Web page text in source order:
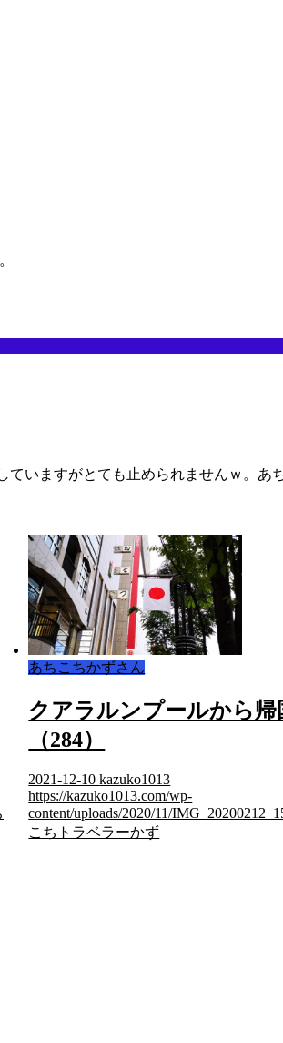
いますがとても止められませんｗ。
あちこちかずさん
クアラルンプールから帰
（284）
2021-12-10 kazuko1013
https://kazuko1013.com/wp-
content/uploads/2020/11/
こちトラベラーかず